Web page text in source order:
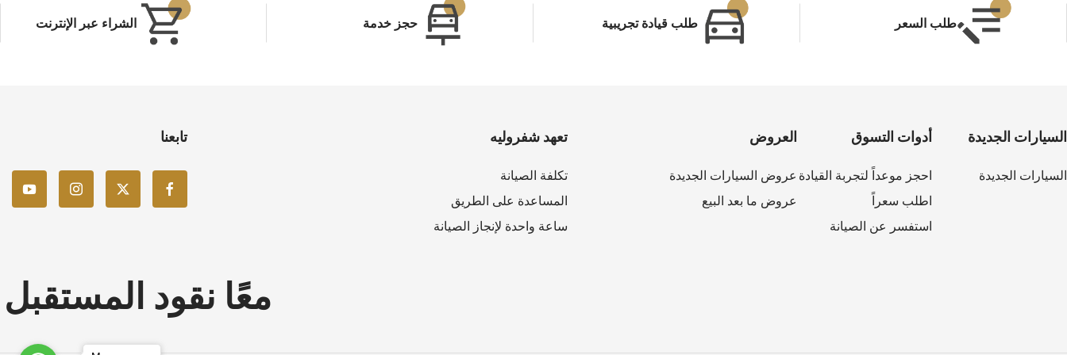
كابتيفا PHEV MY 26
طلب السعر طلب قيادة تجريبية حجز خدمة الشراء عبر الإنترنت
السيارات الجديدة
السيارات الجديدة
أدوات التسوق
احجز موعداً لتجربة القيادة
اطلب سعراً
استفسر عن الصيانة
العروض
عروض السيارات الجديدة
عروض ما بعد البيع
تعهد شفروليه
تكلفة الصيانة
المساعدة على الطريق
ساعة واحدة لإنجاز الصيانة
تابعنا
معًا نقود المستقبل